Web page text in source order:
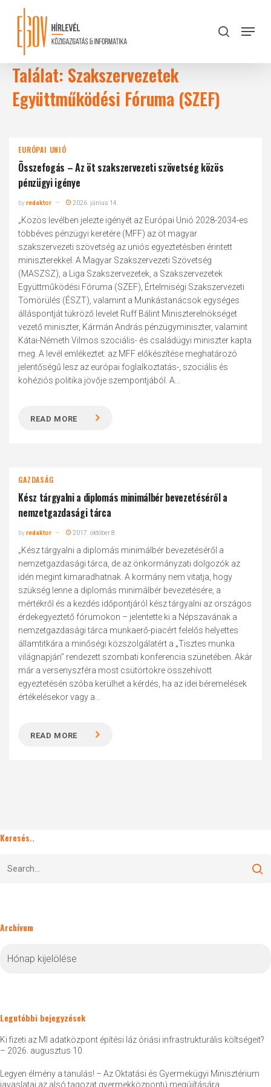
content
search
Menu
Találat: Szakszervezetek
Együttműködési Fóruma (SZEF)
EURÓPAI UNIÓ
Összefogás – Az öt szakszervezeti szövetség közös
pénzügyi igénye
byredaktor 2026. június 14.
„Közös levélben jelezte igényét az Európai Unió 2028-2034-es
többéves pénzügyi keretére (MFF) az öt magyar
szakszervezeti szövetség az uniós egyeztetésben érintett
miniszterekkel. A Magyar Szakszervezeti Szövetség
(MASZSZ), a Liga Szakszervezetek, a Szakszervezetek
Együttműködési Fóruma (SZEF), Értelmiségi Szakszervezeti
Tömörülés (ÉSZT), valamint a Munkástanácsok egységes
álláspontját tükröző levelet Ruff Bálint Miniszterelnökséget
vezető miniszter, Kármán András pénzügyminiszter, valamint
Kátai-Németh Vilmos szociális- és családügyi miniszter kapta
meg. A levél emlékeztet: az MFF előkészítése meghatározó
jelentőségű lesz az európai foglalkoztatás-, szociális és
kohéziós politika jövője szempontjából. A...
READ MORE
GAZDASÁG
Kész tárgyalni a diplomás minimálbér bevezetéséről a
nemzetgazdasági tárca
byredaktor 2017. október 8.
„Kész tárgyalni a diplomás minimálbér bevezetéséről a
nemzetgazdasági tárca, de az önkormányzati dolgozók az
idén megint kimaradhatnak. A kormány nem vitatja, hogy
szükség lenne a diplomás minimálbér bevezetésére, a
mértékről és a kezdés időpontjáról kész tárgyalni az országos
érdekegyeztető fórumokon – jelentette ki a Népszavának a
nemzetgazdasági tárca munkaerő-piacért felelős helyettes
államtitkára a minőségi közszolgálatért a „Tisztes munka
világnapján” rendezett szombati konferencia szünetében. Akár
már a versenyszféra most csütörtökre összehívott
egyeztetésén szóba kerülhet a kérdés, ha az idei béremelések
értékelésekor vagy a...
READ MORE
Keresés..
Archívum
Legutóbbi bejegyzések
Ki fizeti az MI adatközpont építési láz óriási infrastrukturális költségeit?
– 2026. augusztus 10.
Legyen élmény a tanulás! – Az Oktatási és Gyermekügyi Minisztérium
javaslatai az alsó tagozat gyermekközpontú megújítására
Close